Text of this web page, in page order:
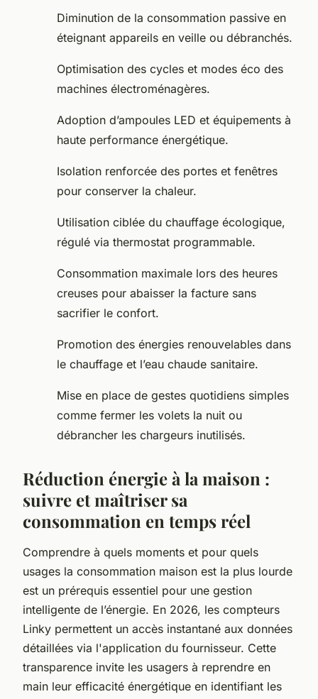
Diminution de la consommation passive en
éteignant appareils en veille ou débranchés.
Optimisation des cycles et modes éco des
machines électroménagères.
Adoption d’ampoules LED et équipements à
haute performance énergétique.
Isolation renforcée des portes et fenêtres
pour conserver la chaleur.
Utilisation ciblée du chauffage écologique,
régulé via thermostat programmable.
Consommation maximale lors des heures
creuses pour abaisser la facture sans
sacrifier le confort.
Promotion des énergies renouvelables dans
le chauffage et l’eau chaude sanitaire.
Mise en place de gestes quotidiens simples
comme fermer les volets la nuit ou
débrancher les chargeurs inutilisés.
Réduction énergie à la maison :
suivre et maîtriser sa
consommation en temps réel
Comprendre à quels moments et pour quels
usages la consommation maison est la plus lourde
est un prérequis essentiel pour une gestion
intelligente de l’énergie. En 2026, les compteurs
Linky permettent un accès instantané aux données
détaillées via l'application du fournisseur. Cette
transparence invite les usagers à reprendre en
main leur efficacité énergétique en identifiant les